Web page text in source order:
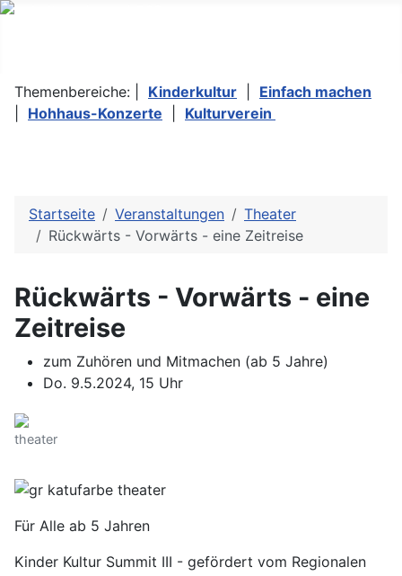
Themenbereiche: | Kinderkultur
Einfach machen
Hohhaus-Konzerte Kulturverein
Startseite Veranstaltungen
Theater
Rückwärts - Vorwärts - eine Zeitreise
Rückwärts - Vorwärts - eine
Zeitreise
zum Zuhören und Mitmachen (ab 5 Jahre)
Do. 9.5.2024, 15 Uhr
theater
Für Alle ab 5 Jahren
Kinder Kultur Summit III - gefördert vom Regionalen